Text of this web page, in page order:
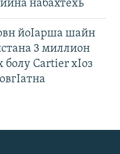
набахтехь
йоIарша шайн
3 миллион
болу Cartier хIоз